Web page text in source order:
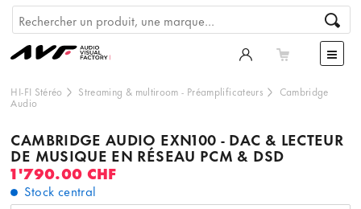
HI-FI Stéréo Streaming & multiroom - Préamplificateurs Cambridge
Audio
CAMBRIDGE AUDIO EXN100 - DAC & LECTEUR
DE MUSIQUE EN RÉSEAU PCM & DSD
1'790.00 CHF
Stock central